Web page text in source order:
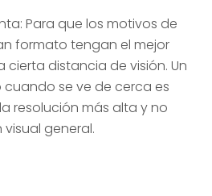
Para que los motivos de
formato tengan el mejor
cierta distancia de visión. Un
se ve de cerca es
resolución más alta y no
general.